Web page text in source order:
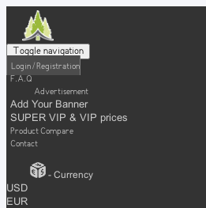
Toggle navigation
Login / Registration
F.A.Q
Advertisement
Add Your Banner
SUPER VIP & VIP prices
Product Compare
Contact
- Currency
USD
EUR